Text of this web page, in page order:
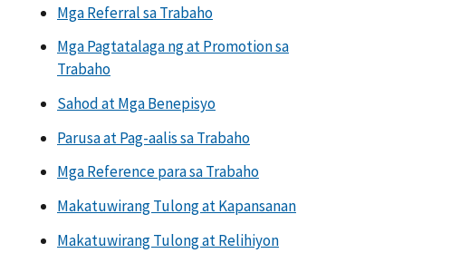
Mga Referral sa Trabaho
Mga Pagtatalaga ng at Promotion sa
Trabaho
Sahod at Mga Benepisyo
Parusa at Pag-aalis sa Trabaho
Mga Reference para sa Trabaho
Makatuwirang Tulong at Kapansanan
Makatuwirang Tulong at Relihiyon